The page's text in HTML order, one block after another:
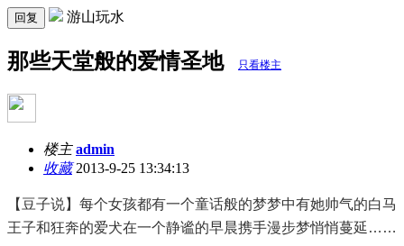
回复 游山玩水
那些天堂般的爱情圣地 只看楼主
楼主 admin
收藏2013-9-25 13:34:13
【豆子说】每个女孩都有一个童话般的梦梦中有她帅气的白马
王子和狂奔的爱犬在一个静谧的早晨携手漫步梦悄悄蔓延……